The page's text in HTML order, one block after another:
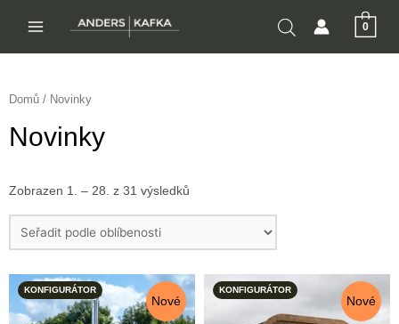
obsah
0
Domů / Novinky
Novinky
Zobrazen 1. – 28. z 31 výsledků
KONFIGURÁTOR
Nové
KONFIGURÁTOR
Nové